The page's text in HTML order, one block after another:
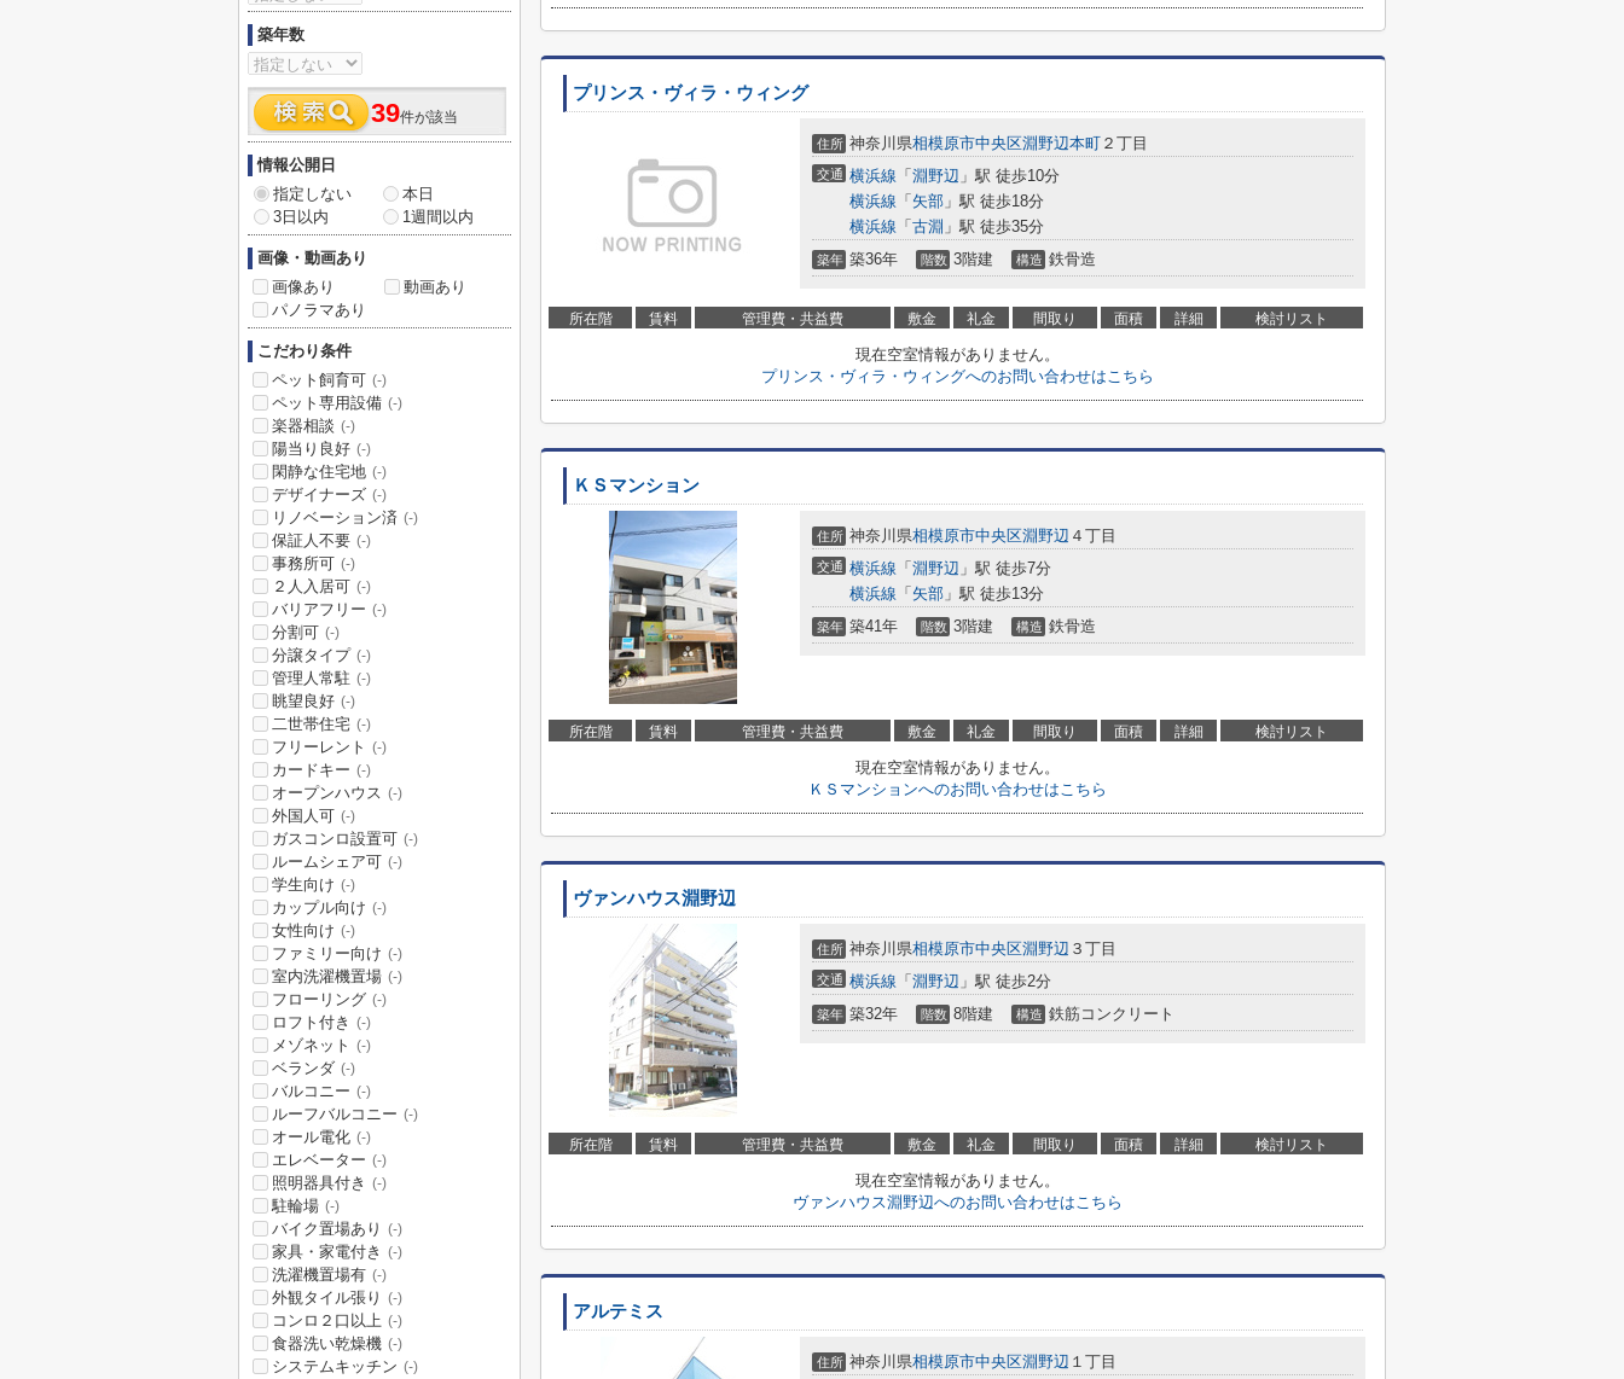
プリンス・ヴィラ・ウィング
住所 神奈川県相模原市中央区淵野辺本町 ２丁目
交通 横浜線 「 淵野辺 」駅 徒歩10分
横浜線 「 矢部 」駅 徒歩18分
横浜線 「 古淵 」駅 徒歩35分
築年 築36年 階数 3階建 構造 鉄骨造
所在階 賃料 管理費・共益費 敷金 礼金 間取り 面積 詳細 検討リスト
現在空室情報がありません。
プリンス・ヴィラ・ウィングへのお問い合わせはこちら
ＫＳマンション
住所 神奈川県相模原市中央区淵野辺 ４丁目
交通 横浜線 「 淵野辺 」駅 徒歩7分
横浜線 「 矢部 」駅 徒歩13分
築年 築41年 階数 3階建 構造 鉄骨造
所在階 賃料 管理費・共益費 敷金 礼金 間取り 面積 詳細 検討リスト
現在空室情報がありません。
ＫＳマンションへのお問い合わせはこちら
ヴァンハウス淵野辺
住所 神奈川県相模原市中央区淵野辺 ３丁目
交通 横浜線 「 淵野辺 」駅 徒歩2分
築年 築32年 階数 8階建 構造 鉄筋コンクリート
所在階 賃料 管理費・共益費 敷金 礼金 間取り 面積 詳細 検討リスト
現在空室情報がありません。
ヴァンハウス淵野辺へのお問い合わせはこちら
アルテミス
住所 神奈川県相模原市中央区淵野辺 １丁目
築年数
39件が該当
情報公開日
指定しない
本日
3日以内
1週間以内
画像・動画あり
画像あり
動画あり
パノラマあり
こだわり条件
ペット飼育可 (-)
ペット専用設備 (-)
楽器相談 (-)
陽当り良好 (-)
閑静な住宅地 (-)
デザイナーズ (-)
リノベーション済 (-)
保証人不要 (-)
事務所可 (-)
２人入居可 (-)
バリアフリー (-)
分割可 (-)
分譲タイプ (-)
管理人常駐 (-)
眺望良好 (-)
二世帯住宅 (-)
フリーレント (-)
カードキー (-)
オープンハウス (-)
外国人可 (-)
ガスコンロ設置可 (-)
ルームシェア可 (-)
学生向け (-)
カップル向け (-)
女性向け (-)
ファミリー向け (-)
室内洗濯機置場 (-)
フローリング (-)
ロフト付き (-)
メゾネット (-)
ベランダ (-)
バルコニー (-)
ルーフバルコニー (-)
オール電化 (-)
エレベーター (-)
照明器具付き (-)
駐輪場 (-)
バイク置場あり (-)
家具・家電付き (-)
洗濯機置場有 (-)
外観タイル張り (-)
コンロ２口以上 (-)
食器洗い乾燥機 (-)
システムキッチン (-)